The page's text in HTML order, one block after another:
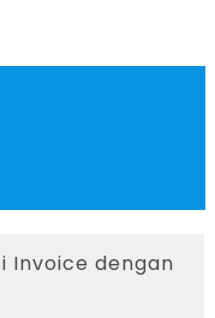
Invoice dengan